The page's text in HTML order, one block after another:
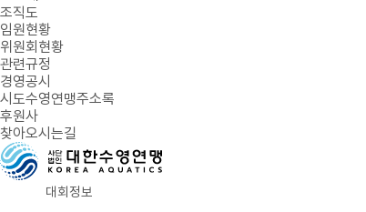
조직도
임원현황
위원회현황
관련규정
경영공시
시도수영연맹주소록
후원사
찾아오시는길
대회정보